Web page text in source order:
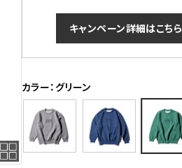
グレー
キャンペーン詳細はこちら
カラー：グリーン